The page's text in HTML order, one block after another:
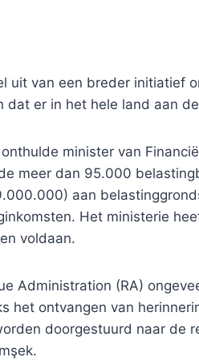
uit van een breder initiatief
dat er in het hele land aan
minister van
meer dan 95.000
aan
Het ministerie
voldaan.
Administration (RA)
het ontvangen van
doorgestuurd naar de